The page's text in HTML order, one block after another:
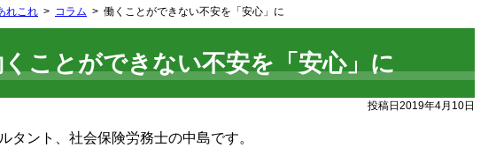
れこれ コラム 働くことができない不安を「安心」に
ことができない不安を「安心」に
投稿日2019年4月10日
タント、社会保険労務士の中島です。